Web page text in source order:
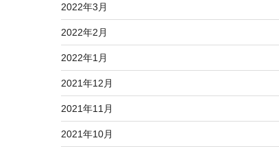
2022年3月
2022年2月
2022年1月
2021年12月
2021年11月
2021年10月